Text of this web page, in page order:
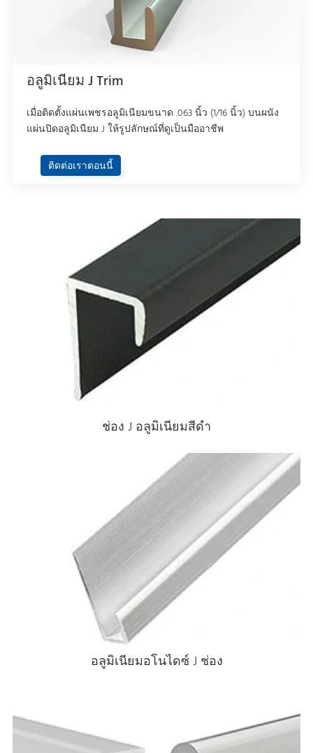
อลูมิเนียม J Trim
เมื่อติดตั้งแผ่นเพชรอลูมิเนียมขนาด .063 นิ้ว (1/16 นิ้ว) บนผนัง
แผ่นปิดอลูมิเนียม J ให้รูปลักษณ์ที่ดูเป็นมืออาชีพ
ติดต่อเราตอนนี้
ช่อง J อลูมิเนียมสีดํา
อลูมิเนียมอโนไดซ์ J ช่อง